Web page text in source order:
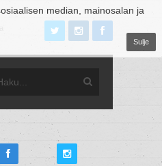
median, mainosalan ja
Sulje